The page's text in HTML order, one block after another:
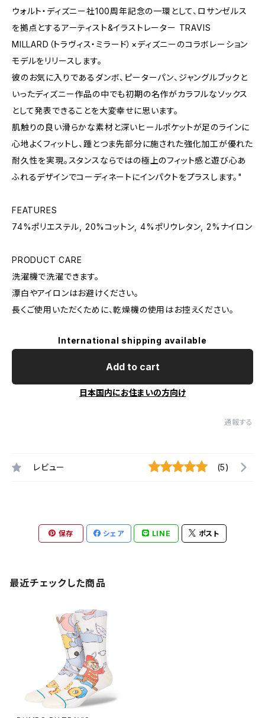
ウォルト・ディズニー社100周年記念の一環として、ロサンゼルス
を拠点とするアーティスト&イラストレーター TRAVIS
MILLARD（トラヴィス・ミラード）×ディズニーのコラボレーション
モデルをリリースします。
彼のお気に入りであるダンボ、ピーターパン、ジャングルブックと
いったディズニー作品の中でも初期の名作がカラフルなソックス
として発表できることを大変幸せに思います。
肌触りの良い滑らかな素材と深いヒールポケットが足のラインに
心地よくフィットし、踵とつま先部分に施された強化加工が優れた
耐久性を実現。スタンスならではの極上のフィット感と遊び心あ
ふれるデザインでコーディネートにインパクトをプラスします。"
FEATURES
74%ポリエステル, 20%コットン, 4%ポリウレタン, 2%ナイロン
PRODUCT CARE
洗濯機で洗濯できます。
漂白やアイロンはお避けください。
長くご使用いただくために、乾燥機の使用はお控えください。
International shipping available
Add to cart
日本国内にお住まいの方向け
通報する
レビュー (5)
保存 シェア LINE ポスト
最近チェックした商品